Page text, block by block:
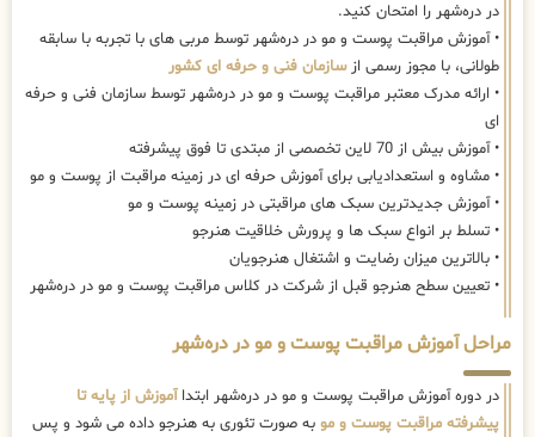
در دره‌شهر را امتحان کنید.
• آموزش مراقبت پوست و مو در دره‌شهر توسط مربی های با تجربه با سابقه
طولانی، با مجوز رسمی ازسازمان فنی و حرفه ای کشور
• ارائه مدرک معتبر مراقبت پوست و مو در دره‌شهر توسط سازمان فنی و حرفه
ای
• آموزش بیش از 70 لاین تخصصی از مبتدی تا فوق پیشرفته
• مشاوه و استعدادیابی برای آموزش حرفه ای در زمینه مراقبت از پوست و مو
• آموزش جدیدترین سبک های مراقبتی در زمینه پوست و مو
• تسلط بر انواع سبک ها و پرورش خلاقیت هنرجو
• بالاترین میزان رضایت و اشتغال هنرجویان
• تعیین سطح هنرجو قبل از شرکت در کلاس مراقبت پوست و مو در دره‌شهر
مراحل آموزش مراقبت پوست و مو در دره‌شهر
در دوره آموزش مراقبت پوست و مو در دره‌شهر ابتداآموزش از پایه تا
پیشرفته مراقبت پوست و مو به صورت تئوری به هنرجو داده می شود و پس